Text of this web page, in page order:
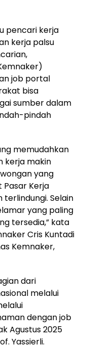
pencari kerja
kerja palsu
job portal
bisa
sumber dalam
pindah
memudahkan
kerja makin
yang
Pasar Kerja
Selain
yang paling
tersedia,” kata
Cris Kuntadi
Kemnaker,
dari
melalui
dengan job
Agustus 2025
Yassierli.